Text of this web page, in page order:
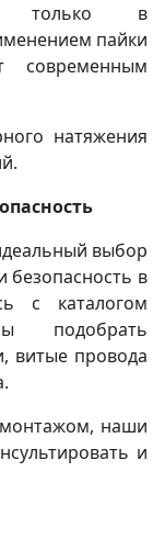
только в
пайки
современным
натяжения
выбор
безопасность в
с каталогом
подобрать
витые провода
наши
и